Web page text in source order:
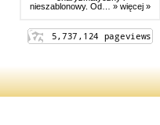
nieszablonowy. Od… » więcej »